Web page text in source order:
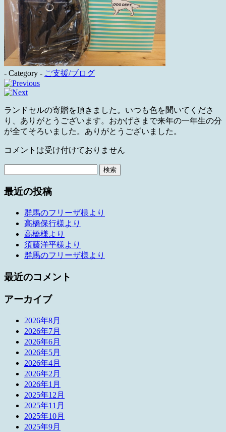
- Category - ご支援/ブログ
ランドセルの寄贈を頂きました。いつも色を聞いてくださ
り、ありがとうございます。おかげさまで来年の一年生の分
が全てそろいました。ありがとうございました。
コメントは受け付けておりません
最近の投稿
群馬のフリーザ様より
高橋保行様より
高橋様より
須藤洋平様より
群馬のフリーザ様より
最近のコメント
アーカイブ
2026年8月
2026年7月
2026年6月
2026年5月
2026年4月
2026年2月
2026年1月
2025年12月
2025年11月
2025年10月
2025年9月